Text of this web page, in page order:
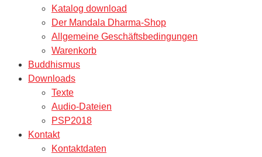
Katalog download
Der Mandala Dharma-Shop
Allgemeine Geschäftsbedingungen
Warenkorb
Buddhismus
Downloads
Texte
Audio-Dateien
PSP2018
Kontakt
Kontaktdaten